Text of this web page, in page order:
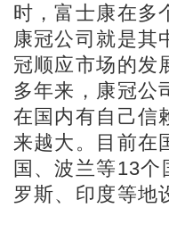
时，富士康在多
康冠公司就是其
冠顺应市场的发
多年来，康冠公
在国内有自己信
来越大。目前在
国、波兰等13
罗斯、印度等地